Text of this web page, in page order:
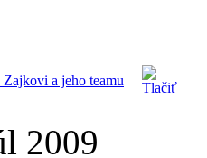
a jeho teamu
2009